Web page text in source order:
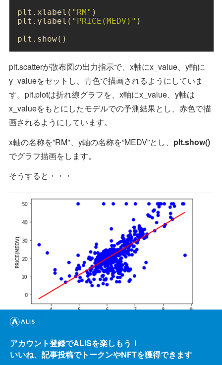
plt.xlabel( "RM" )
plt.ylabel( "PRICE(MEDV)" )
plt.show()
plt.scatterが散布図の出力指示で、x軸にx_value、y軸に
y_valueをセットし、青色で描画されるようにしていま
す。plt.plotは折れ線グラフを、x軸にx_value、y軸は
x_valueをもとにしたモデルでの予測結果とし、赤色で描
画されるようにしています。
x軸の名称を”RM"、y軸の名称を”MEDV”とし、 plt.show()
でグラフ描画をします。
そうすると・・・
グラフ描画ができました。部屋数(RM)が10の場合に56千
ドルというのは、妥当そうな数字ですね。
アカウント登録でALISを楽しもう！
いいね、記事投稿でトークンやNFTを獲得できます